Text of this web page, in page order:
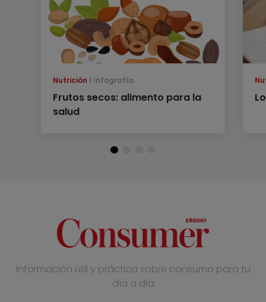
Nutrición Infografía
Frutos secos: alimento para la
salud
Información útil y práctica sobre consumo para tu
día a día